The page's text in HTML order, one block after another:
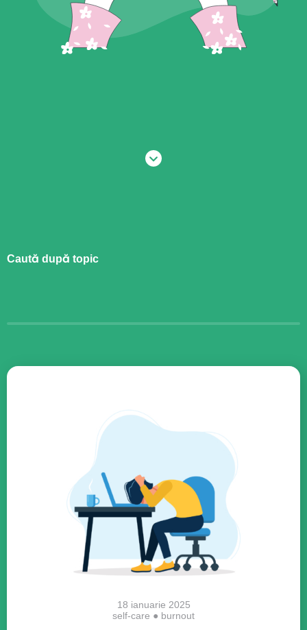
Caută după topic
18 ianuarie 2025
self-care ● burnout